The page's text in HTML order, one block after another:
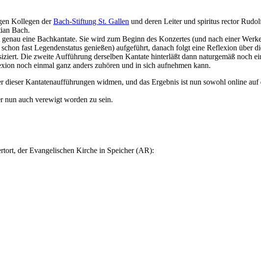
Kollegen derBach-Stiftung St. Gallen und deren Leiter und spiritus rector
Bach.
eine Bachkantate. Sie wird zum Beginn des Konzertes (und nach einer
fast Legendenstatus genießen) aufgeführt, danach folgt eine Reflexion über
Die zweite Aufführung derselben Kantate hinterläßt dann naturgemäß noch
noch einmal ganz anders zuhören und in sich aufnehmen kann.
Kantatenaufführungen widmen, und das Ergebnis ist nun sowohl online
nun auch verewigt worden zu sein.
der Evangelischen Kirche in Speicher (AR):